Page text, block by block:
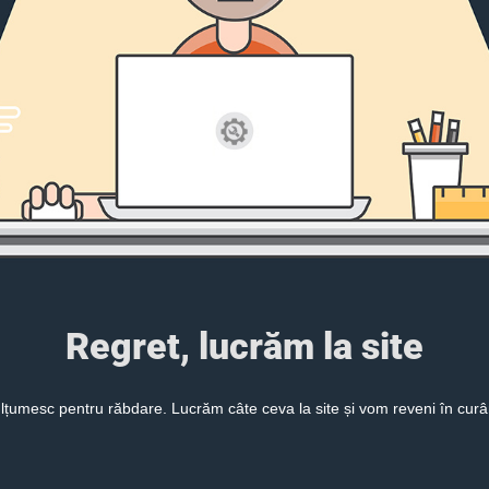
Regret, lucrăm la site
pentru răbdare. Lucrăm câte ceva la site și vom reveni în